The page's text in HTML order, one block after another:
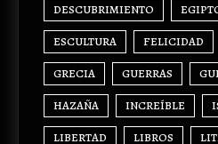
DESCUBRIMIENTO
ESCULTURA FELICIDAD
GRECIA GUERRAS
HAZAÑA INCREÍBLE
LIBERTAD LIBROS